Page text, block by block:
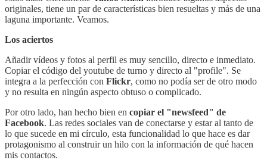
originales, tiene un par de características bien resueltas y más de una
laguna importante. Veamos.
Los aciertos
Añadir vídeos y fotos al perfil es muy sencillo, directo e inmediato.
Copiar el código del youtube de turno y directo al "profile". Se
integra a la perfección con Flickr, como no podía ser de otro modo
y no resulta en ningún aspecto obtuso o complicado.
Por otro lado, han hecho bien en copiar el "newsfeed" de
Facebook. Las redes sociales van de conectarse y estar al tanto de
lo que sucede en mi círculo, esta funcionalidad lo que hace es dar
protagonismo al construir un hilo con la información de qué hacen
mis contactos.